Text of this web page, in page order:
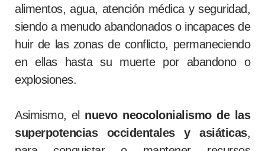
alimentos, agua, atención médica y seguridad,
siendo a menudo abandonados o incapaces de
huir de las zonas de conflicto, permaneciendo
en ellas hasta su muerte por abandono o
explosiones.
Asimismo, el nuevo neocolonialismo de las
superpotencias occidentales y asiáticas,